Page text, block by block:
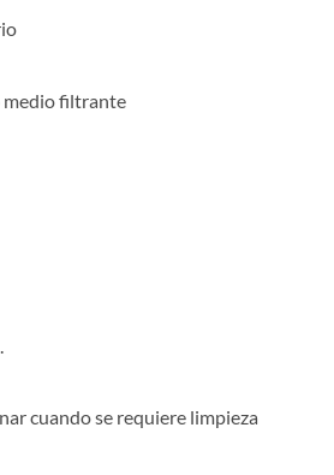
medio filtrante
cuando se requiere limpieza